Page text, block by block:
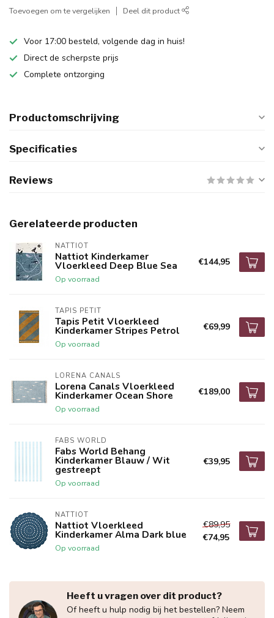
Toevoegen om te vergelijken Deel dit product
Voor 17:00 besteld, volgende dag in huis!
Direct de scherpste prijs
Complete ontzorging
Productomschrijving
Specificaties
Reviews
Gerelateerde producten
NATTIOT
Nattiot Kinderkamer
Vloerkleed Deep Blue Sea
Op voorraad
€144,95
TAPIS PETIT
Tapis Petit Vloerkleed
Kinderkamer Stripes Petrol
Op voorraad
€69,99
LORENA CANALS
Lorena Canals Vloerkleed
Kinderkamer Ocean Shore
Op voorraad
€189,00
FABS WORLD
Fabs World Behang
Kinderkamer Blauw / Wit
gestreept
Op voorraad
€39,95
NATTIOT
Nattiot Vloerkleed
Kinderkamer Alma Dark blue
Op voorraad
€89,95
€74,95
Heeft u vragen over dit product?
Of heeft u hulp nodig bij het bestellen? Neem